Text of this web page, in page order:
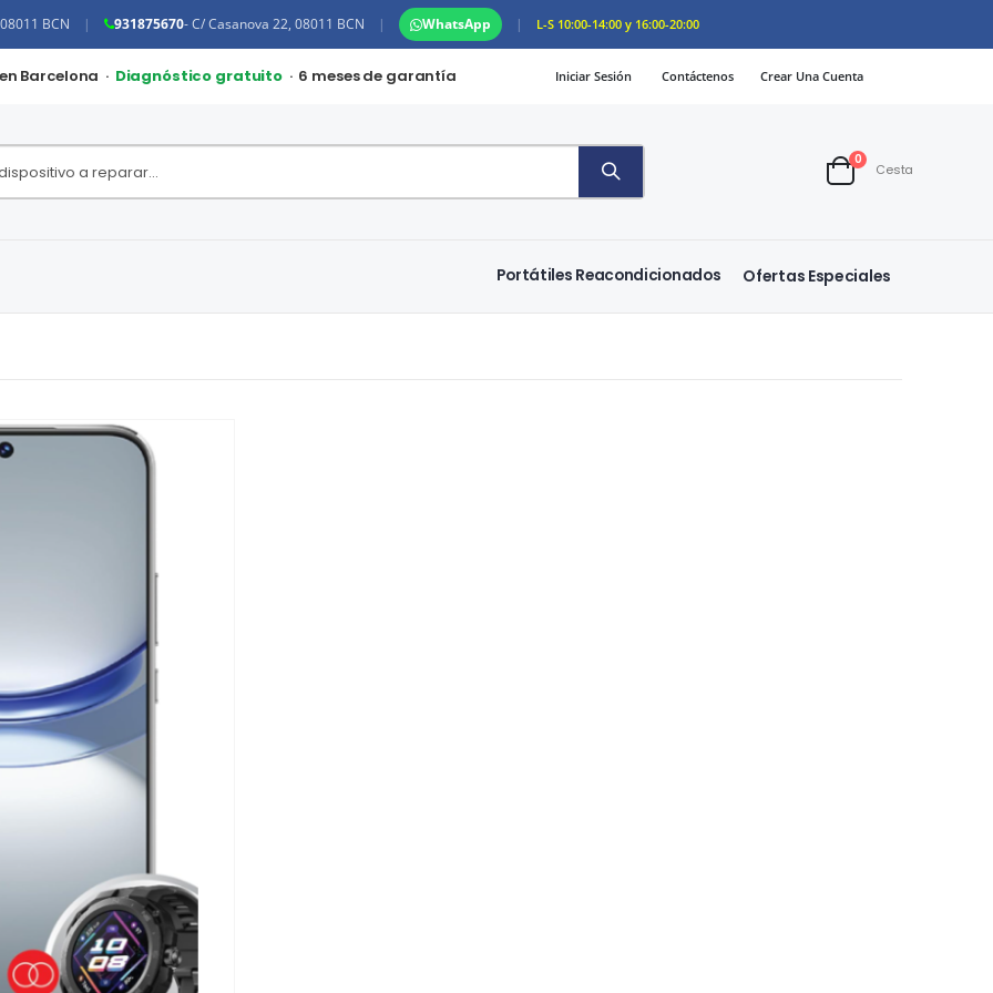
BCN | 931875670- C/ Casanova 22, 08011 BCN | WhatsApp | L-S 10:00-14:00 y 16:00-20:00
Barcelona · Diagnóstico gratuito · 6 meses de garantía Iniciar Sesión Contáctenos Crear Una Cuenta
Cart
0artículos
Cesta
Portátiles Reacondicionados Ofertas Especiales